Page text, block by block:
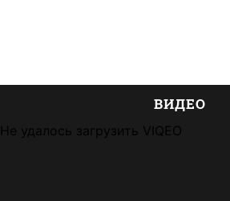
ВИДЕО
Не удалось загрузить VIQEO